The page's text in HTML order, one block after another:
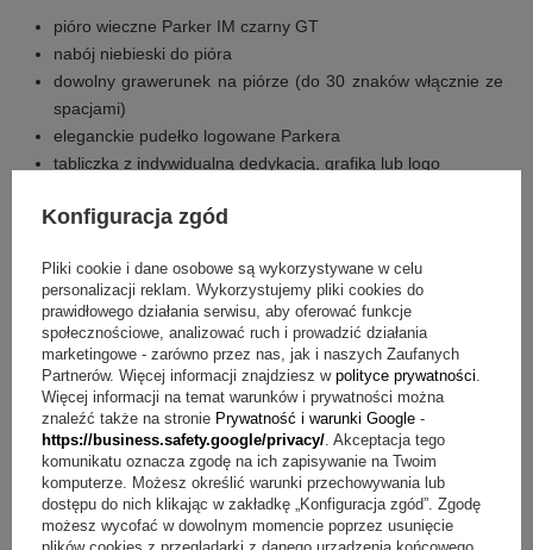
pióro wieczne Parker IM czarny GT
nabój niebieski do pióra
dowolny grawerunek na piórze (do 30 znaków włącznie ze
spacjami)
eleganckie pudełko logowane Parkera
tabliczka z indywidualną dedykacją, grafiką lub logo
gwarancja producenta 2 lata
Pytania przed zakupem o pióro wieczne Parker IM
Pytanie:Jak długi może być grawer na piórze?Odpowiedź:
Na piórze można wykonać dowolny grawerunek do 30
znaków włącznie ze spacjami.
Pytanie:Jak mogę korzystać z atramentu z butelki?
Odpowiedź:Pióro ma możliwość użycia tłoczka
przystosowanego do napełniania atramentami w butelkach.
Pytanie:Jak działa tabliczka z dedykacją w pudełku?
Odpowiedź: W pudełku znajduje się metalowa tabliczka z
indywidualną dedykacją, na której może być dedykacja,
grafika lub logo.
Konfiguracja zgód
Pliki cookie i dane osobowe są wykorzystywane w celu
personalizacji reklam. Wykorzystujemy pliki cookies do
prawidłowego działania serwisu, aby oferować funkcje
społecznościowe, analizować ruch i prowadzić działania
marketingowe - zarówno przez nas, jak i naszych Zaufanych
Partnerów. Więcej informacji znajdziesz w polityce prywatności
Więcej informacji na temat warunków i prywatności można
znaleźć także na stronie Prywatność i warunki Google -
https://business.safety.google/privacy/ . Akceptacja tego
komunikatu oznacza zgodę na ich zapisywanie na Twoim
komputerze. Możesz określić warunki przechowywania lub
dostępu do nich klikając w zakładkę „Konfiguracja zgód”. Zgodę
możesz wycofać w dowolnym momencie poprzez usunięcie
plików cookies z przeglądarki z danego urządzenia końcowego.